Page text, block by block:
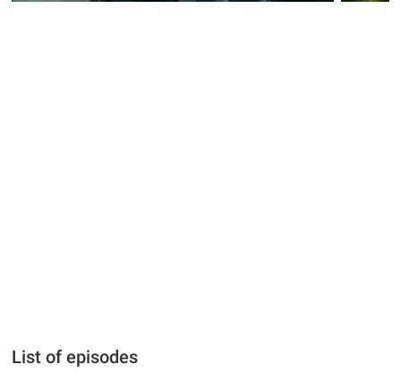
List of episodes